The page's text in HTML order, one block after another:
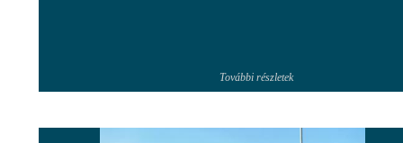
További részletek